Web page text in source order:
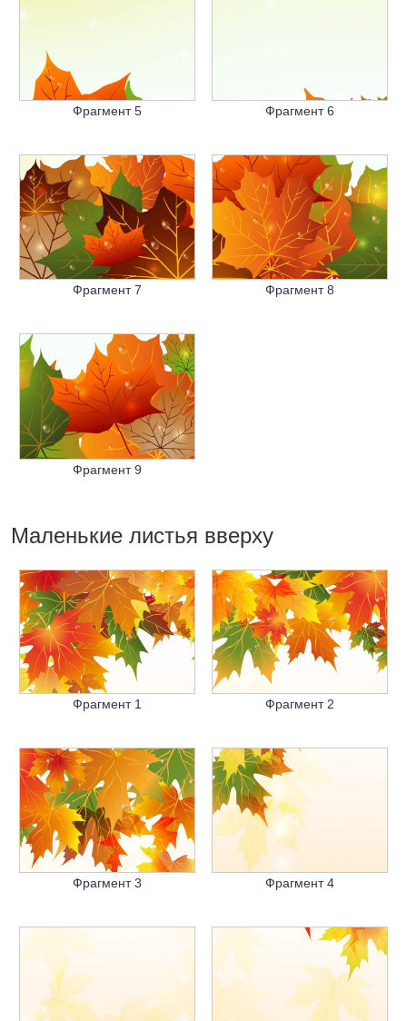
Фрагмент 5 Фрагмент 6
Фрагмент 7 Фрагмент 8
Фрагмент 9
Маленькие листья вверху
Фрагмент 1 Фрагмент 2
Фрагмент 3 Фрагмент 4